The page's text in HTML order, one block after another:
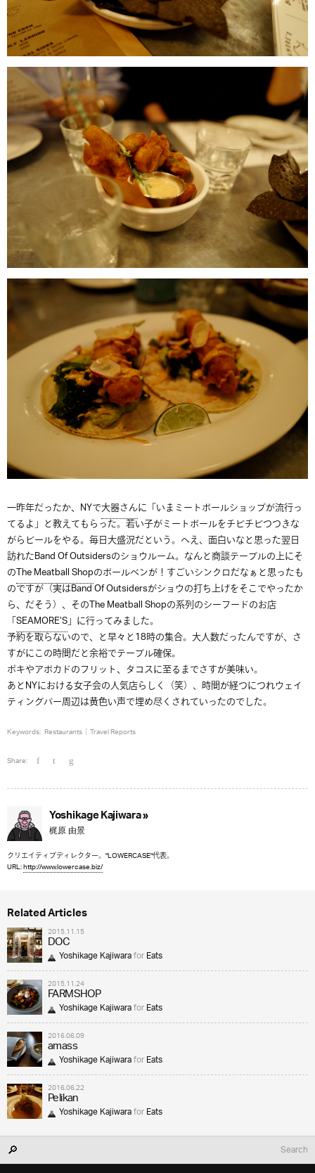
一昨年だったか、NYで大器さんに「いまミートボールショップが流行っ
てるよ」と教えてもらった。若い子がミートボールをチビチビつつきな
がらビールをやる。毎日大盛況だという。へえ、面白いなと思った翌日
訪れたBand Of Outsidersのショウルーム。なんと商談テーブルの上にそ
のThe Meatball Shopのボールベンが！すごいシンクロだなぁと思ったも
のですが（実はBand Of Outsidersがショウの打ち上げをそこでやったか
ら、だそう）、そのThe Meatball Shopの系列のシーフードのお店
「SEAMORE’S」に行ってみました。
予約を取らないので、と早々と18時の集合。大人数だったんですが、さ
すがにこの時間だと余裕でテーブル確保。
ポキやアボカドのフリット、タコスに至るまでさすが美味い。
あとNYにおける女子会の人気店らしく（笑）、時間が経つにつれウェイ
ティングバー周辺は黄色い声で埋め尽くされていったのでした。
Keywords: Restaurants Travel Reports
Share:
Yoshikage Kajiwara »
梶原 由景
クリエイティブディレクター。"LOWERCASE"代表。
URL:http://www.lowercase.biz/
Related Articles
2015.11.15
DOC
Yoshikage KajiwaraforEats
2015.11.24
FARMSHOP
Yoshikage KajiwaraforEats
2016.06.09
amass
Yoshikage KajiwaraforEats
2016.06.22
Pelikan
Yoshikage KajiwaraforEats